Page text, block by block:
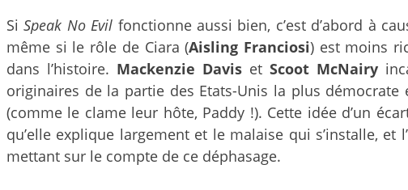
SiSpeak No Evil fonctionne aussi bien, c’est d’abord à
même si le rôle de Ciara (Aisling Franciosi) est moins
dans l’histoire. Mackenzie Davis etScoot McNairy
originaires de la partie des Etats-Unis la plus
(comme le clame leur hôte, Paddy !). Cette idée d’un
qu’elle explique largement et le malaise qui s’installe,
mettant sur le compte de ce déphasage.